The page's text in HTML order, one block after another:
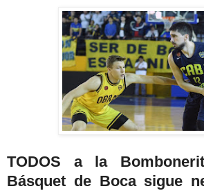
TODOS a la
Básquet de Boca sigue